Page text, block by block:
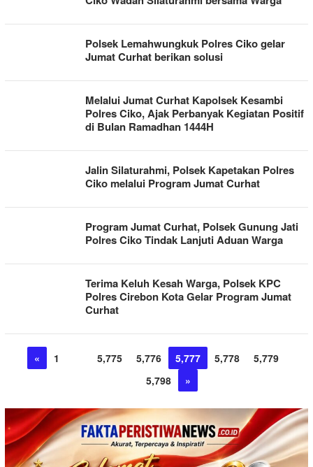
Polsek Lemahwungkuk Polres Ciko gelar
Jumat Curhat berikan solusi
Melalui Jumat Curhat Kapolsek Kesambi
Polres Ciko, Ajak Perbanyak Kegiatan Positif
di Bulan Ramadhan 1444H
Jalin Silaturahmi, Polsek Kapetakan Polres
Ciko melalui Program Jumat Curhat
Program Jumat Curhat, Polsek Gunung Jati
Polres Ciko Tindak Lanjuti Aduan Warga
Terima Keluh Kesah Warga, Polsek KPC
Polres Cirebon Kota Gelar Program Jumat
Curhat
« 1 5,775 5,776 5,777 5,778
5,779
5,798 »